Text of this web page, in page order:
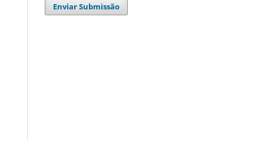
Enviar Submissão